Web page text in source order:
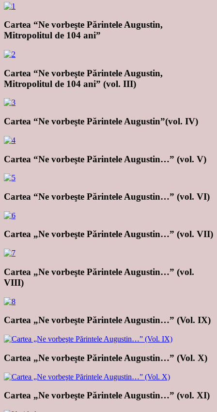
Cartea “Ne vorbeşte Părintele Augustin,
Mitropolitul de 104 ani”
Cartea “Ne vorbeşte Părintele Augustin,
Mitropolitul de 104 ani” (vol. III)
Cartea “Ne vorbeşte Părintele Augustin”(vol. IV)
Cartea “Ne vorbeşte Părintele Augustin…” (vol. V)
Cartea “Ne vorbeşte Părintele Augustin…” (vol. VI)
Cartea „Ne vorbeşte Părintele Augustin…” (vol. VII)
Cartea „Ne vorbeşte Părintele Augustin…” (vol.
VIII)
Cartea „Ne vorbeşte Părintele Augustin…” (Vol. IX)
Cartea „Ne vorbeşte Părintele Augustin…” (Vol. X)
Cartea „Ne vorbeşte Părintele Augustin…” (vol. XI)